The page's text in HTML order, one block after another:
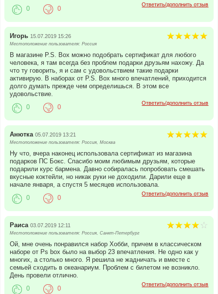
Ответить/дополнить отзыв
0 0
Игорь 15.07.2019 15:26
Местоположение пользователя: Россия
В магазине P.S. Box можно подобрать сертификат для любого
человека, я там всегда без проблем подарки друзьям нахожу. Да
что ту говорить, я и сам с удовольствием такие подарки
активирую. В наборах от P.S. Box много впечатлений, приходится
долго думать прежде чем определишься. В этом все
удовольствие.
Ответить/дополнить отзыв
0 0
Анютка 05.07.2019 13:21
Местоположение пользователя: Россия, Москва
Ну что, вчера наконец использовала сертификат из магазина
подарков ПС Бокс. Спасибо моим любимым друзьям, которые
подарили курс бармена. Давно собиралась попробовать смешать
вкусные коктейли, но никак руки не доходили. Дарили еще в
начале января, а спустя 5 месяцев использовала.
Ответить/дополнить отзыв
0 0
Раиса 03.07.2019 12:11
Местоположение пользователя: Россия, Санкт-Петербург
Ой, мне очень понравился набор Хобби, причем в классическом
наборе от Ps box было на выбор 23 впечатления. Не одно как у
многих, а столько много. Я решила не жадничать и вместе с
семьей сходить в океанариум. Проблем с билетом не возникло.
День провели отлично.
Ответить/дополнить отзыв
0 0